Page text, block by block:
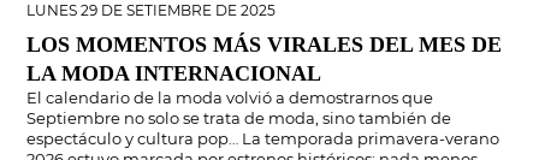
LUNES 29 DE SETIEMBRE DE 2025
LOS MOMENTOS MÁS VIRALES DEL MES DE
LA MODA INTERNACIONAL
El calendario de la moda volvió a demostrarnos que
Septiembre no solo se trata de moda, sino también de
espectáculo y cultura pop… La temporada primavera-verano